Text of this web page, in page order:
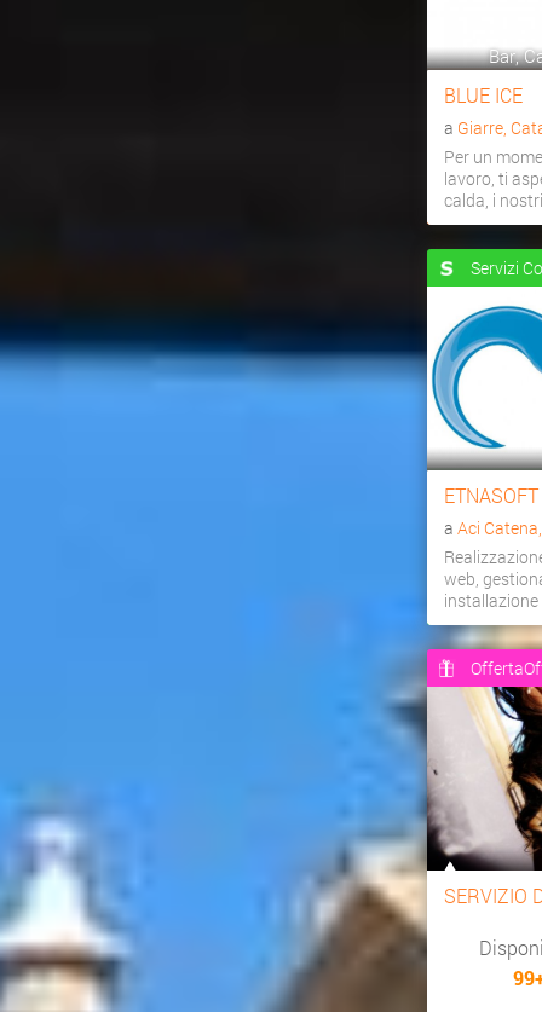
Bar,
BLUE ICE
a Giarre,
Per un
lavoro, ti
calda, i
Servizi
ETNASOFT
aAci
web,
SERVIZIO